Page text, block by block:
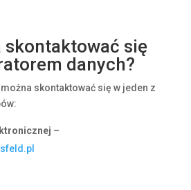
skontaktować się
danych?
skontaktować się w jeden z
–